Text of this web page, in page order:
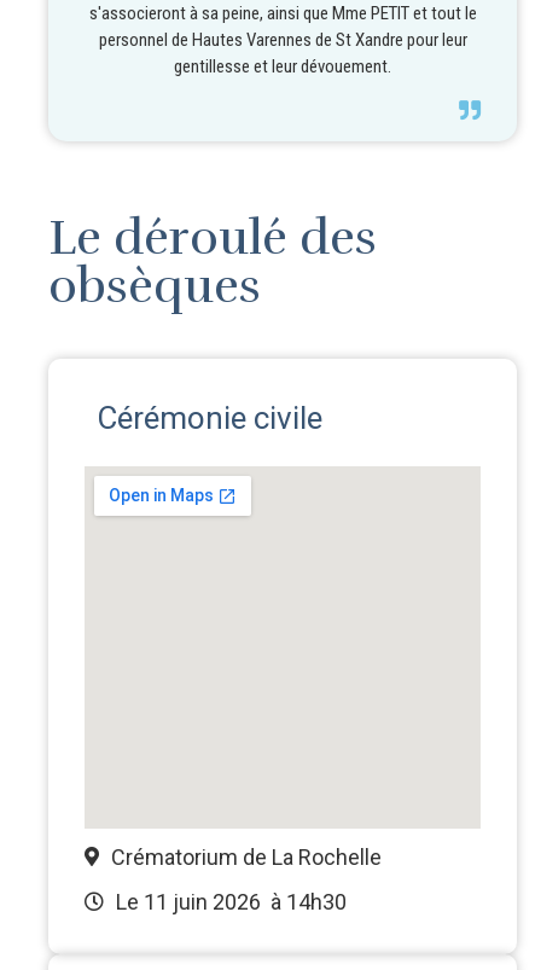
s'associeront à sa peine, ainsi que Mme PETIT et tout le
personnel de Hautes Varennes de St Xandre pour leur
gentillesse et leur dévouement.
Le déroulé des
obsèques
Cérémonie civile
Crématorium de La Rochelle
Le 11 juin 2026 à 14h30